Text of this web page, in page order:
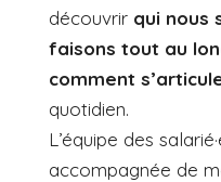
découvrir qui nous
faisons tout au
comment
quotidien.
L’équipe des
accompagnée de